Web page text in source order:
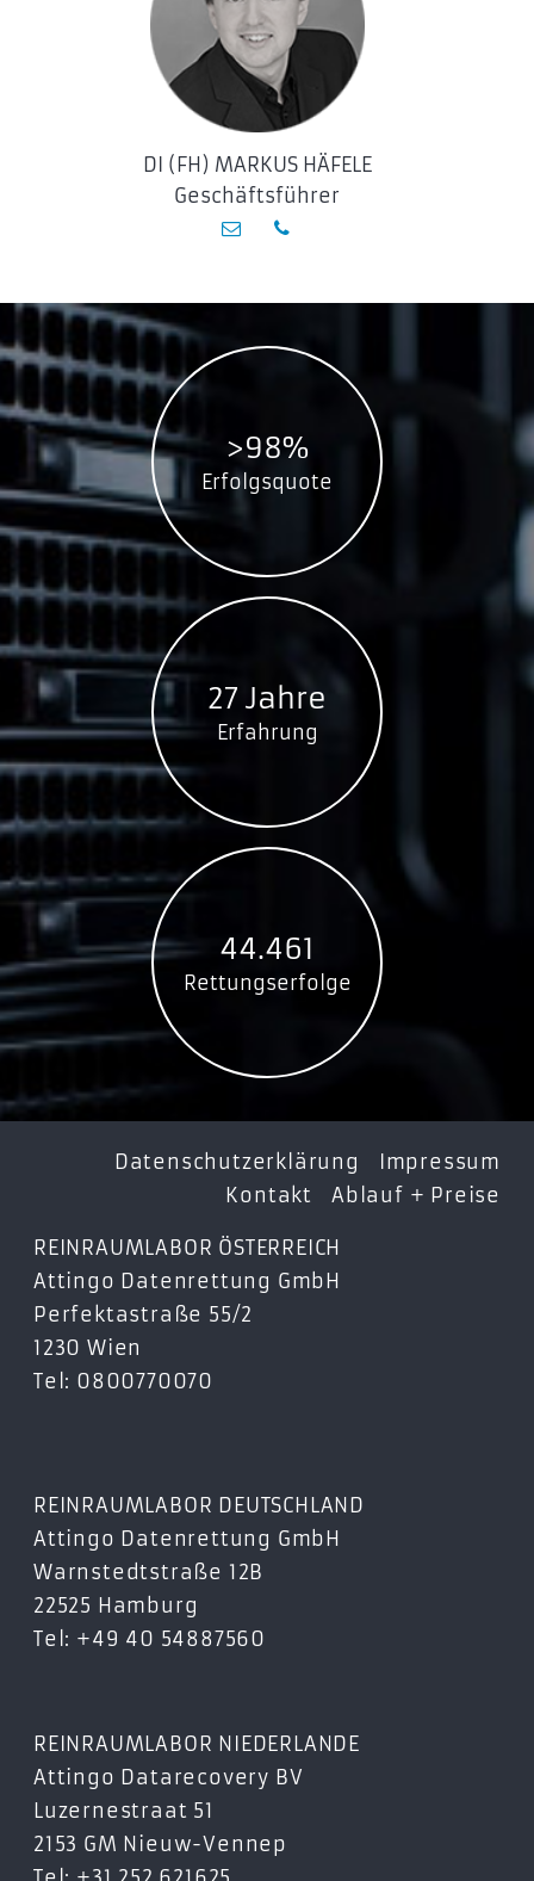
DI (FH) MARKUS HÄFELE
Geschäftsführer
>98%
Erfolgsquote
27 Jahre
Erfahrung
44.461
Rettungserfolge
Datenschutzerklärung
Impressum
Kontakt
Ablauf + Preise
REINRAUMLABOR ÖSTERREICH
Attingo Datenrettung GmbH
Perfektastraße 55/2
1230 Wien
Tel: 0800770070
REINRAUMLABOR DEUTSCHLAND
Attingo Datenrettung GmbH
Warnstedtstraße 12B
22525 Hamburg
Tel: +49 40 54887560
REINRAUMLABOR NIEDERLANDE
Attingo Datarecovery BV
Luzernestraat 51
2153 GM Nieuw-Vennep